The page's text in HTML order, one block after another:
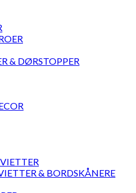
& DØRSTOPPER
& BORDSKÅNERE